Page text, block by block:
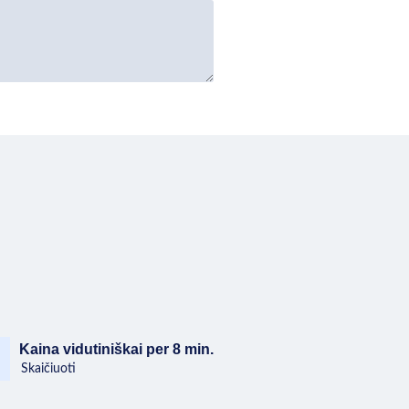
Kaina vidutiniškai per 8 min.
Skaičiuoti